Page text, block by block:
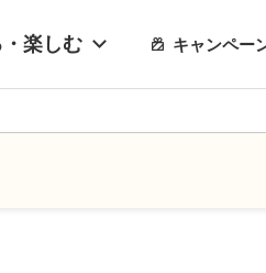
楽しむ キャンペー